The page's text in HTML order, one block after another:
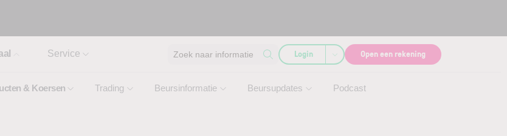
& Koersen Trading Beursinformatie Beursupdates Podcast
Service Zoek naar informatie Login Open een rekening